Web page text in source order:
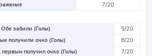
7/20
Обе забили (Голы)
5/20
получили очко (Голы)
8/20
получил очко (Голы)
7/20